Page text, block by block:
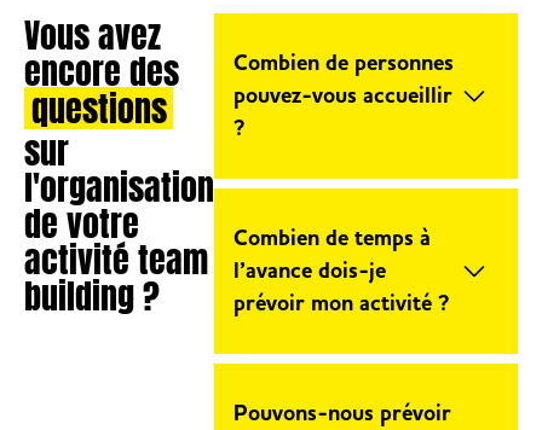
Vous avez
encore des
questions
sur
l'organisation
de votre
activité team
building ?
Combien de personnes
pouvez-vous accueillir
?
Le Trampoline Park s’adapte
à votre projet de team
building en vous proposant
des espaces dédiés voire
privatisés. Pour en savoir
plus sur les capacités
contacter votre centre le
Combien de temps à
l’avance dois-je
prévoir mon activité ?
Les équipes You Jump sont
très réactives et peuvent
Pouvons-nous prévoir